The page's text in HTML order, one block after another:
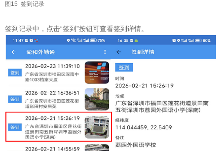
图15 签到记录
签到记录中，点击“签到”按钮可查看签到详情。